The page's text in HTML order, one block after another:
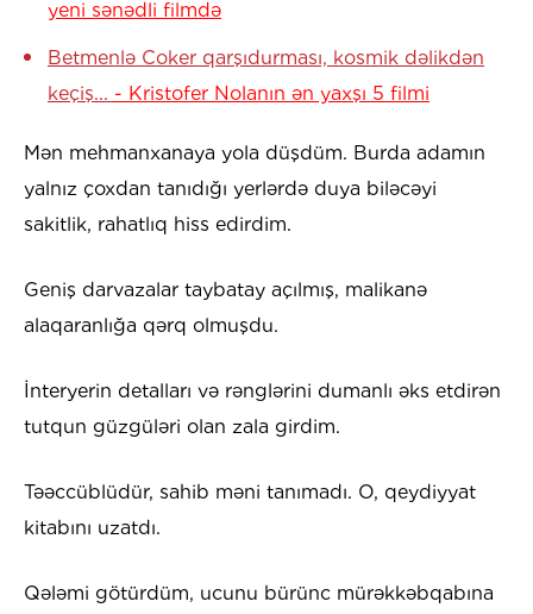
yeni sənədli filmdə
Betmenlə Coker qarşıdurması, kosmik dəlikdən
keçiş... - Kristofer Nolanın ən yaxşı 5 filmi
Mən mehmanxanaya yola düşdüm. Burda adamın
yalnız çoxdan tanıdığı yerlərdə duya biləcəyi
sakitlik, rahatlıq hiss edirdim.
Geniş darvazalar taybatay açılmış, malikanə
alaqaranlığa qərq olmuşdu.
İnteryerin detalları və rənglərini dumanlı əks etdirən
tutqun güzgüləri olan zala girdim.
Təəccüblüdür, sahib məni tanımadı. O, qeydiyyat
kitabını uzatdı.
Qələmi götürdüm, ucunu bürünc mürəkkəbqabına